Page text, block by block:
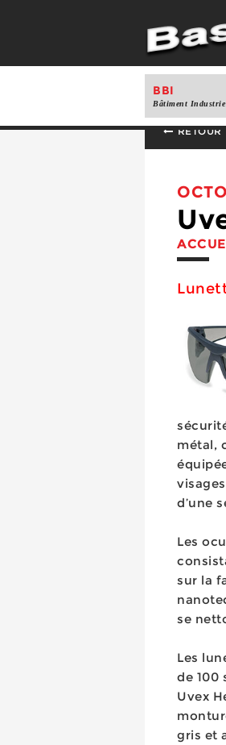
BBI
Bâtiment Industrie
RETOUR
métal,
d’une
Les
sur la
se
Les
de 100
Uvex
gris et